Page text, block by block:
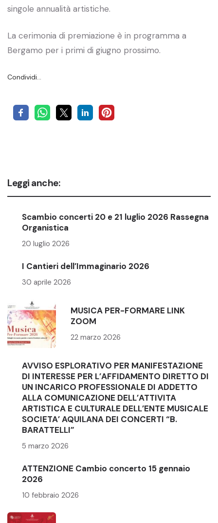
singole annualità artistiche.
La cerimonia di premiazione è in programma a
Bergamo per i primi di giugno prossimo.
Condividi…
Leggi anche:
Scambio concerti 20 e 21 luglio 2026 Rassegna
Organistica
20 luglio 2026
I Cantieri dell’Immaginario 2026
30 aprile 2026
MUSICA PER-FORMARE LINK
ZOOM
22 marzo 2026
AVVISO ESPLORATIVO PER MANIFESTAZIONE
DI INTERESSE PER L’AFFIDAMENTO DIRETTO DI
UN INCARICO PROFESSIONALE DI ADDETTO
ALLA COMUNICAZIONE DELL’ATTIVITA
ARTISTICA E CULTURALE DELL’ENTE MUSICALE
SOCIETA’ AQUILANA DEI CONCERTI “B.
BARATTELLI”
5 marzo 2026
ATTENZIONE Cambio concerto 15 gennaio
2026
10 febbraio 2026